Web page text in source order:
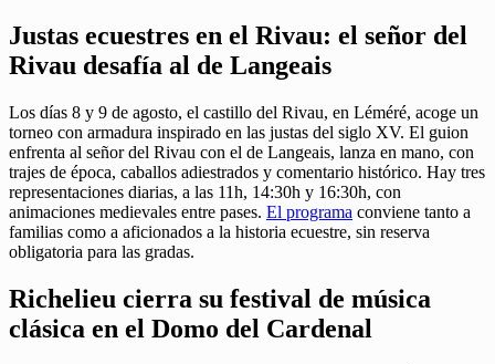
Justas ecuestres en el Rivau: el señor del
Rivau desafía al de Langeais
Los días 8 y 9 de agosto, el castillo del Rivau, en Léméré, acoge un
torneo con armadura inspirado en las justas del siglo XV. El guion
enfrenta al señor del Rivau con el de Langeais, lanza en mano, con
trajes de época, caballos adiestrados y comentario histórico. Hay tres
representaciones diarias, a las 11h, 14:30h y 16:30h, con
animaciones medievales entre pases. El programa conviene tanto a
familias como a aficionados a la historia ecuestre, sin reserva
obligatoria para las gradas.
Richelieu cierra su festival de música
clásica en el Domo del Cardenal